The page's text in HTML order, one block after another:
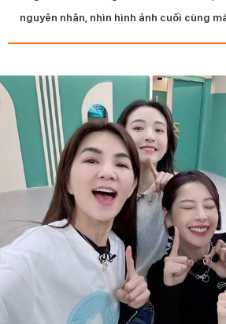
nguyên nhân, nhìn hình ảnh cuối cùng